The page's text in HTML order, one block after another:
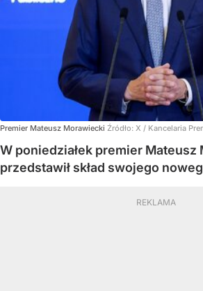
Premier Mateusz Morawiecki Źródło: X / Kancelaria
W poniedziałek premier Mateusz
przedstawił skład swojego